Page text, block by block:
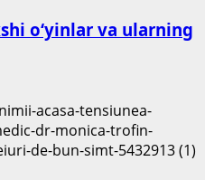
o‘yinlar va ularning